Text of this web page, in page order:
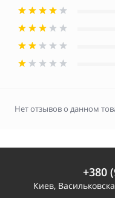
Нет отзывов о данном
+380
Киев,